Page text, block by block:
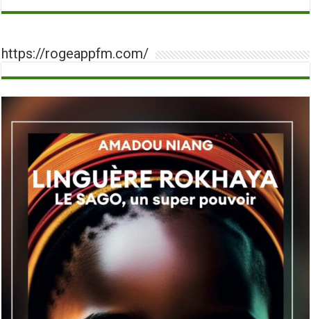
https://rogeappfm.com/